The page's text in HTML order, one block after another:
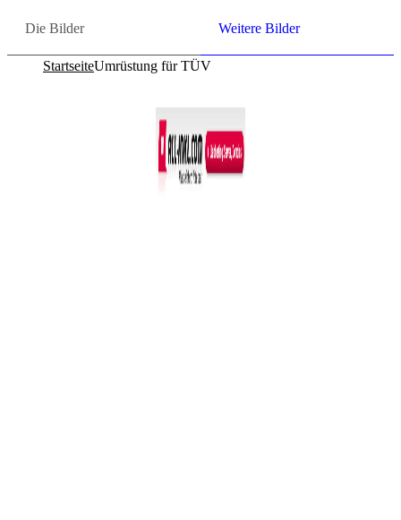
Die Bil­der Wei­te­re Bil­der
StartseiteUmrüstung für TÜV